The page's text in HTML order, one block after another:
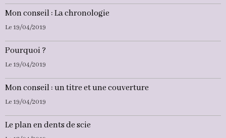
Mon conseil : La chronologie
Le 19/04/2019
Pourquoi ?
Le 19/04/2019
Mon conseil : un titre et une couverture
Le 19/04/2019
Le plan en dents de scie